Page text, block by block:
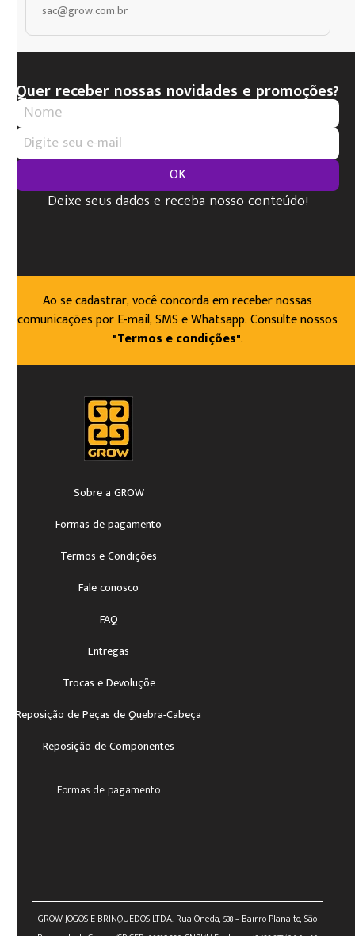
sac@grow.com.br
Quer receber nossas novidades e promoções?
OK
Deixe seus dados e receba nosso conteúdo!
Ao se cadastrar, você concorda em receber nossas
comunicações por E-mail, SMS e Whatsapp. Consulte nossos
"Termos e condições".
Sobre a GROW
Formas de pagamento
Termos e Condições
Fale conosco
FAQ
Entregas
Trocas e Devoluçõe
Reposição de Peças de Quebra-Cabeça
Reposição de Componentes
Formas de pagamento
GROW JOGOS E BRINQUEDOS LTDA. Rua Oneda, 538 – Bairro Planalto, São